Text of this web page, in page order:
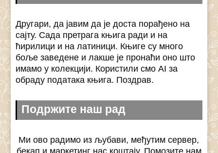
Другари, да јавим да је доста порађено на
сајту. Сада претрага књига ради и на
ћирилици и на латиници. Књиге су много
боље заведене и лакше је пронаћи оно што
имамо у колекцији. Користили смо AI за
обраду података књига. Поздрав.
Подржите наш рад
Ми ово радимо из љубави, међутим сервер,
бекап и маркетинг нас коштају. Помозите нам